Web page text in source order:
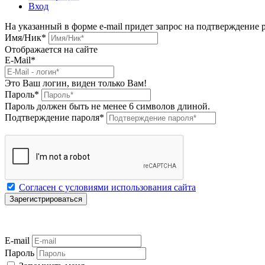
Вход
На указанный в форме e-mail придет запрос на подтверждение
Имя/Ник*
Отображается на сайте
E-Mail*
Это Ваш логин, виден только Вам!
Пароль*
Пароль должен быть не менее 6 символов длиной.
Подтверждение пароля*
Согласен с условиями использования сайта
E-mail
Пароль